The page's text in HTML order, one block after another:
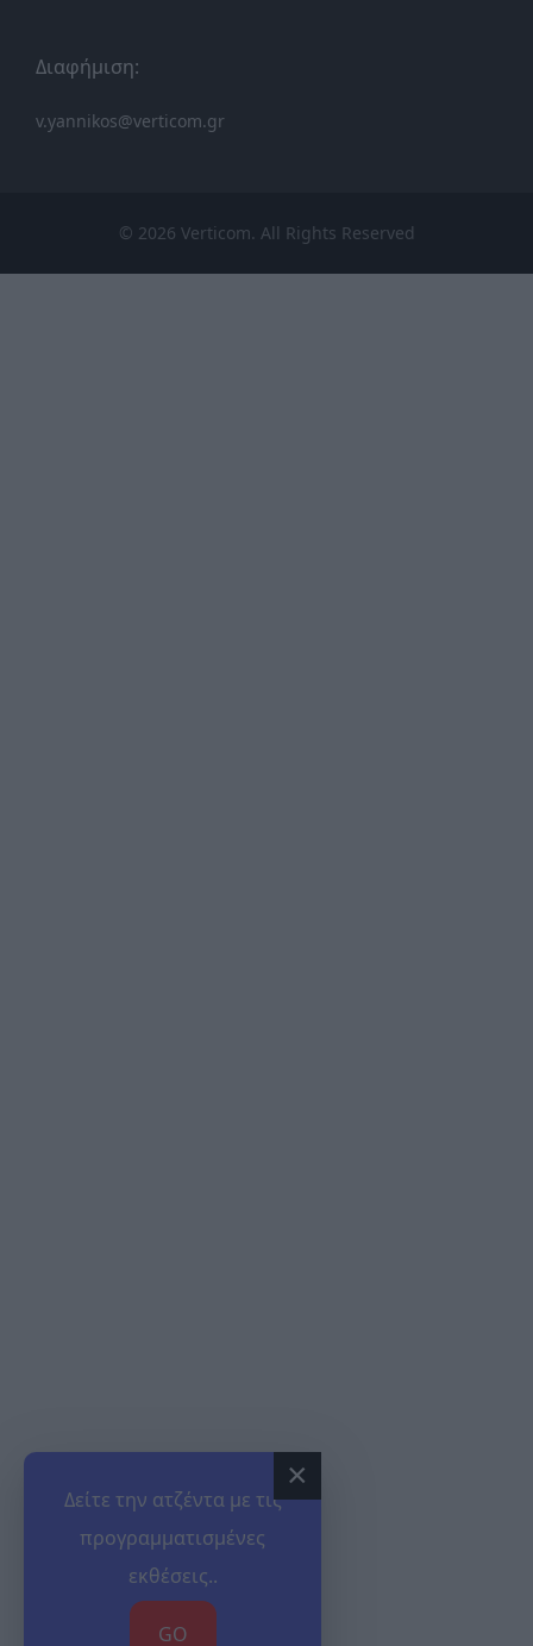
Διαφήμιση:
v.yannikos@verticom.gr
© 2026 Verticom. All Rights Reserved
×
Δείτε την ατζέντα με τις
προγραμματισμένες
εκθέσεις..
GO